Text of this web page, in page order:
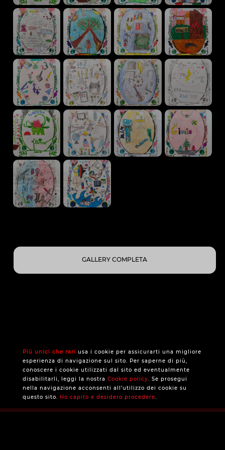
GALLERY COMPLETA
Più unici che rari usa i cookie per assicurarti una migliore
esperienza di navigazione sul sito. Per saperne di più,
conoscere i cookie utilizzati dal sito ed eventualmente
disabilitarli, leggi la nostra Cookie policy. Se prosegui
nella navigazione acconsenti all’utilizzo dei cookie su
questo sito. Ho capito e desidero procedere.